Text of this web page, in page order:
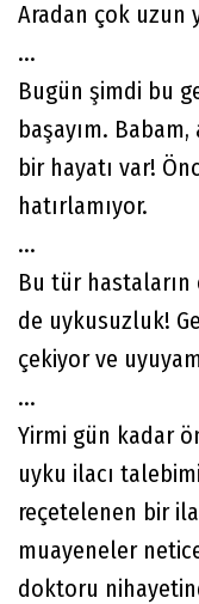
Aradan çok uzun
...
Bugün şimdi bu
başayım.
bir hayatı var!
hatırlamıyor.
...
Bu tür hastaların
de uykusuzluk!
çekiyor ve
...
Yirmi gün kadar
uyku ilacı
reçetelenen bir
muayeneler
doktoru